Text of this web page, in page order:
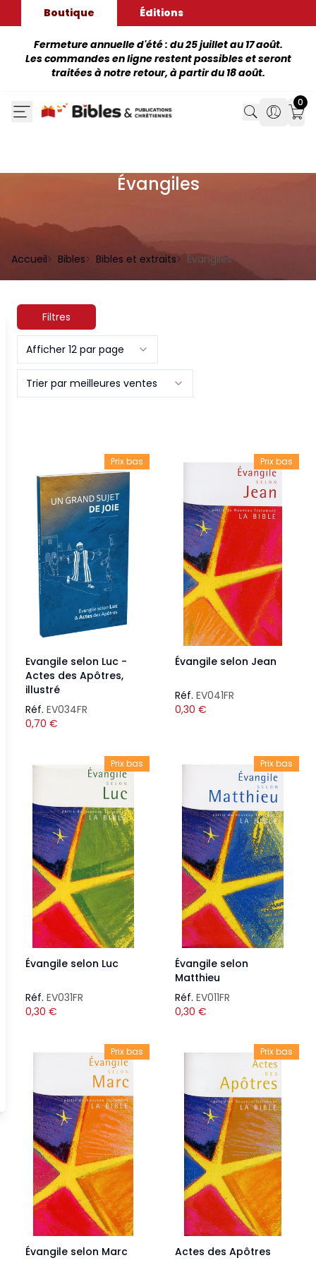
Boutique Éditions
Fermeture annuelle d'été : du 25 juillet au 17 août.
Les commandes en ligne restent possibles et seront
traitées à notre retour, à partir du 18 août.
Search
Search
0
Évangiles
Accueil Bibles Bibles et extraits Évangiles
Filtres
Afficher 12 par page
Trier par meilleures ventes
Prix bas
Evangile selon Luc -
Actes des Apôtres,
illustré
Réf. EV034FR
0,70 €
Prix bas
Évangile selon Jean
Réf. EV041FR
0,30 €
Prix bas
Évangile selon Luc
Réf. EV031FR
0,30 €
Prix bas
Évangile selon
Matthieu
Réf. EV011FR
0,30 €
Prix bas
Évangile selon Marc
Prix bas
Actes des Apôtres